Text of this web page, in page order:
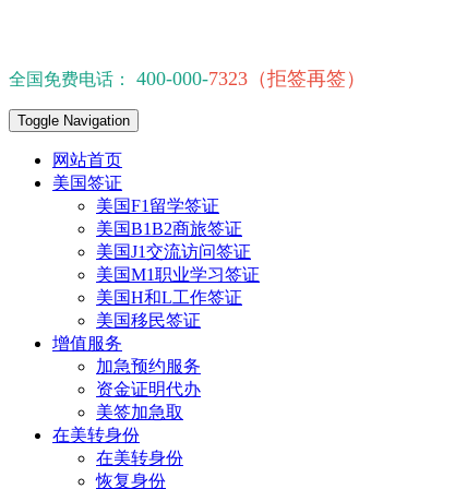
全国免费电话： 400-000-7323（拒签再签）
Toggle Navigation
网站首页
美国签证
美国F1留学签证
美国B1B2商旅签证
美国J1交流访问签证
美国M1职业学习签证
美国H和L工作签证
美国移民签证
增值服务
加急预约服务
资金证明代办
美签加急取
在美转身份
在美转身份
恢复身份